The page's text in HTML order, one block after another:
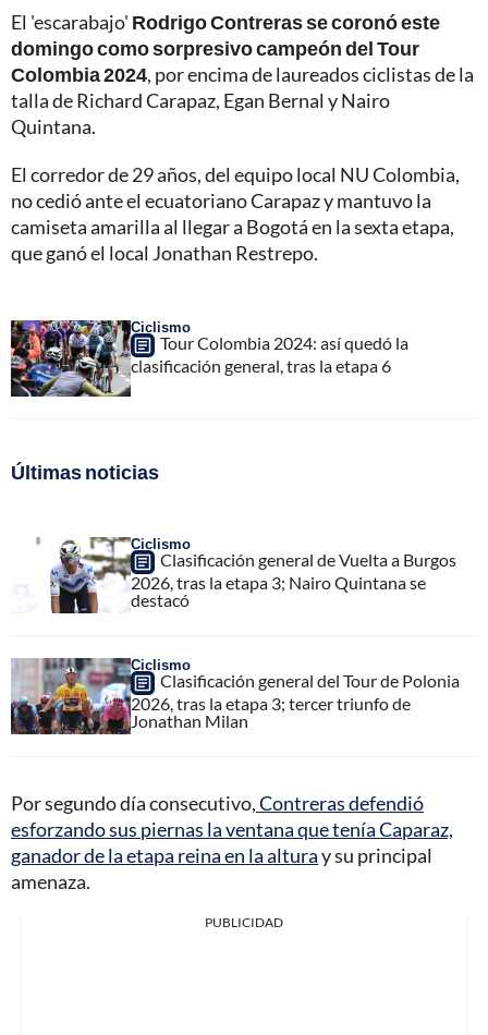
El 'escarabajo' Rodrigo Contreras se coronó este
domingo como sorpresivo campeón del Tour
Colombia 2024, por encima de laureados ciclistas de la
talla de Richard Carapaz, Egan Bernal y Nairo
Quintana.
El corredor de 29 años, del equipo local NU Colombia,
no cedió ante el ecuatoriano Carapaz y mantuvo la
camiseta amarilla al llegar a Bogotá en la sexta etapa,
que ganó el local Jonathan Restrepo.
Ciclismo
Tour Colombia 2024: así quedó la
clasificación general, tras la etapa 6
Últimas noticias
Ciclismo
Clasificación general de Vuelta a Burgos
2026, tras la etapa 3; Nairo Quintana se
destacó
Ciclismo
Clasificación general del Tour de Polonia
2026, tras la etapa 3; tercer triunfo de
Jonathan Milan
Por segundo día consecutivo,Contreras defendió
esforzando sus piernas la ventana que tenía Caparaz,
ganador de la etapa reina en la alturay su principal
amenaza.
PUBLICIDAD